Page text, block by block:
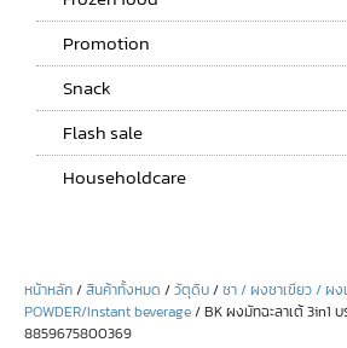
Promotion
Snack
Flash sale
Householdcare
หน้าหลัก/สินค้าทั้งหมด /วัตุดิบ/ชา / ผงชาเขียว / ผง
POWDER/Instant beverage/ BK ผงมัทฉะลาเต้ 3in1
8859675800369